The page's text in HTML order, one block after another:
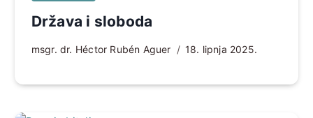
Država i sloboda
msgr. dr. Héctor Rubén Aguer 18. lipnja 2025.